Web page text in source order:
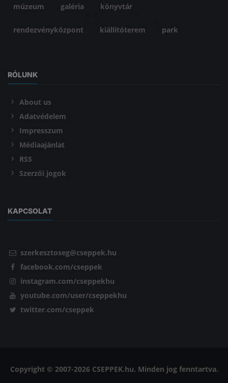
múzeum galéria könyvtár
rendezvényközpont kiállítóterem park
RÓLUNK
About us
Adatvédelem
Impresszum
Médiaajánlat
RSS
Szerzői jogok
KAPCSOLAT
szerkesztoseg@cseppek.hu
facebook.com/cseppek
instagram.com/cseppekhu
youtube.com/user/cseppekhu
twitter.com/cseppek
Copyright © 2007-2026 CSEPPEK.hu. Minden jog fenntartva.